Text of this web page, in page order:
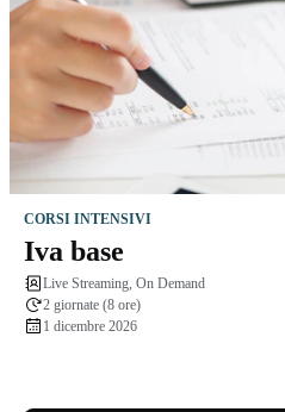
CORSI INTENSIVI
Iva base
Live Streaming, On Demand
2 giornate (8 ore)
1 dicembre 2026